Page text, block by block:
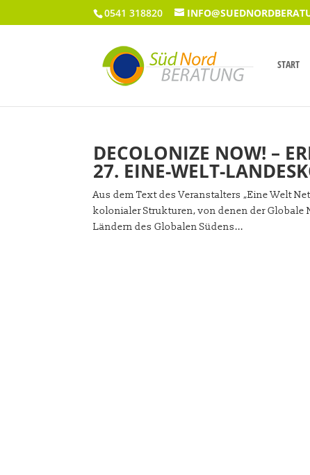
0541 318820
START
DECOLONIZE NOW! –
27. EINE-WELT-
Aus dem Text des Veranstalters „Eine Welt
kolonialer Strukturen, von denen der
Ländern des Globalen Südens...